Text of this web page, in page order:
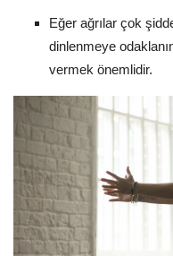
Eğer ağrılar çok
dinlenmeye
vermek önemlidir.